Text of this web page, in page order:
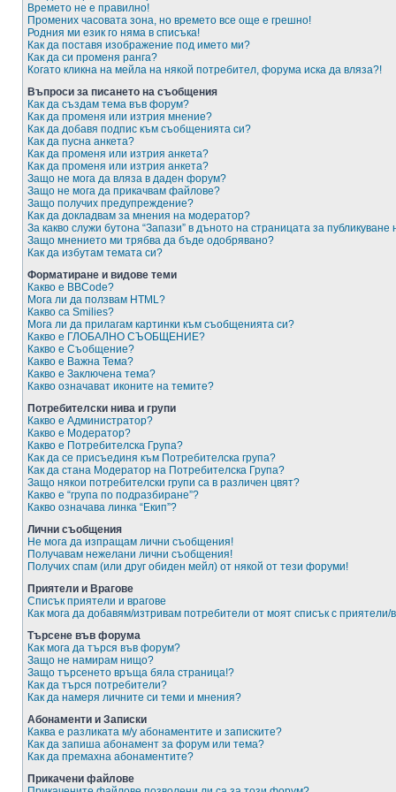
Времето не е правилно!
Промених часовата зона, но времето все още е грешно!
Родния ми език го няма в списъка!
Как да поставя изображение под името ми?
Как да си променя ранга?
Когато кликна на мейла на някой потребител, форума иска да вляза?!
Въпроси за писането на съобщения
Как да създам тема във форум?
Как да променя или изтрия мнение?
Как да добавя подпис към съобщенията си?
Как да пусна анкета?
Как да променя или изтрия анкета?
Как да променя или изтрия анкета?
Защо не мога да вляза в даден форум?
Защо не мога да прикачвам файлове?
Защо получих предупреждение?
Как да докладвам за мнения на модератор?
За какво служи бутона “Запази” в дъното на страницата за
Защо мнението ми трябва да бъде одобрявано?
Как да избутам темата си?
Форматиране и видове теми
Какво е BBCode?
Мога ли да ползвам HTML?
Какво са Smilies?
Мога ли да прилагам картинки към съобщенията си?
Какво е ГЛОБАЛНО СЪОБЩЕНИЕ?
Какво е Съобщение?
Какво е Важна Тема?
Какво е Заключена тема?
Какво означават иконите на темите?
Потребителски нива и групи
Какво е Администратор?
Какво е Модератор?
Какво е Потребителска Група?
Как да се присъединя към Потребителска група?
Как да стана Модератор на Потребителска Група?
Защо някои потребителски групи са в различен цвят?
Какво е “група по подразбиране”?
Какво означава линка “Екип”?
Лични съобщения
Не мога да изпращам лични съобщения!
Получавам нежелани лични съобщения!
Получих спам (или друг обиден мейл) от някой от тези форуми!
Приятели и Врагове
Списък приятели и врагове
Как мога да добавям/изтривам потребители от моят списък с приятели/
Търсене във форума
Как мога да търся във форум?
Защо не намирам нищо?
Защо търсенето връща бяла страница!?
Как да търся потребители?
Как да намеря личните си теми и мнения?
Абонаменти и Записки
Каква е разликата м/у абонаментите и записките?
Как да запиша абонамент за форум или тема?
Как да премахна абонаментите?
Прикачени файлове